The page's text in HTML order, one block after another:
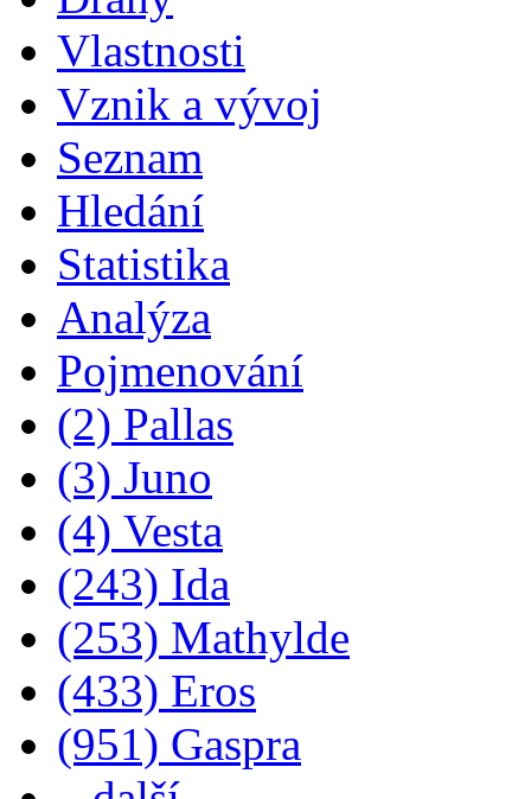
Vlastnosti
Vznik a vývoj
Seznam
Hledání
Statistika
Analýza
Pojmenování
(2) Pallas
(3) Juno
(4) Vesta
(243) Ida
(253) Mathylde
(433) Eros
(951) Gaspra